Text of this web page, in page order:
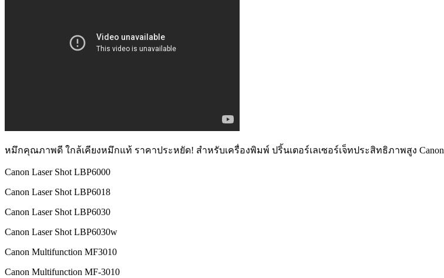
หมึกคุณภาพดี ใกล้เคียงหมึกแท้ ราคาประหยัด! สำหรับเครื่องพิมพ์ ปริ้นเตอร์เลเซอร์เจ็ทประสิทธิภาพสูง Canon
Canon Laser Shot LBP6000
Canon Laser Shot LBP6018
Canon Laser Shot LBP6030
Canon Laser Shot LBP6030w
Canon Multifunction MF3010
Canon Multifunction MF-3010